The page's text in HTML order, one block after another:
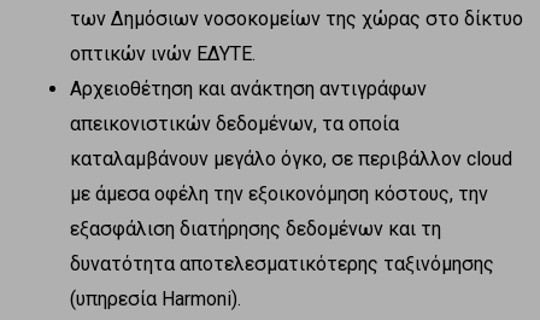
των Δημόσιων νοσοκομείων της χώρας στο δίκτυο
οπτικών ινών ΕΔΥΤΕ.
Αρχειοθέτηση και ανάκτηση αντιγράφων
απεικονιστικών δεδομένων, τα οποία
καταλαμβάνουν μεγάλο όγκο, σε περιβάλλον cloud
με άμεσα οφέλη την εξοικονόμηση κόστους, την
εξασφάλιση διατήρησης δεδομένων και τη
δυνατότητα αποτελεσματικότερης ταξινόμησης
(υπηρεσία Harmoni).